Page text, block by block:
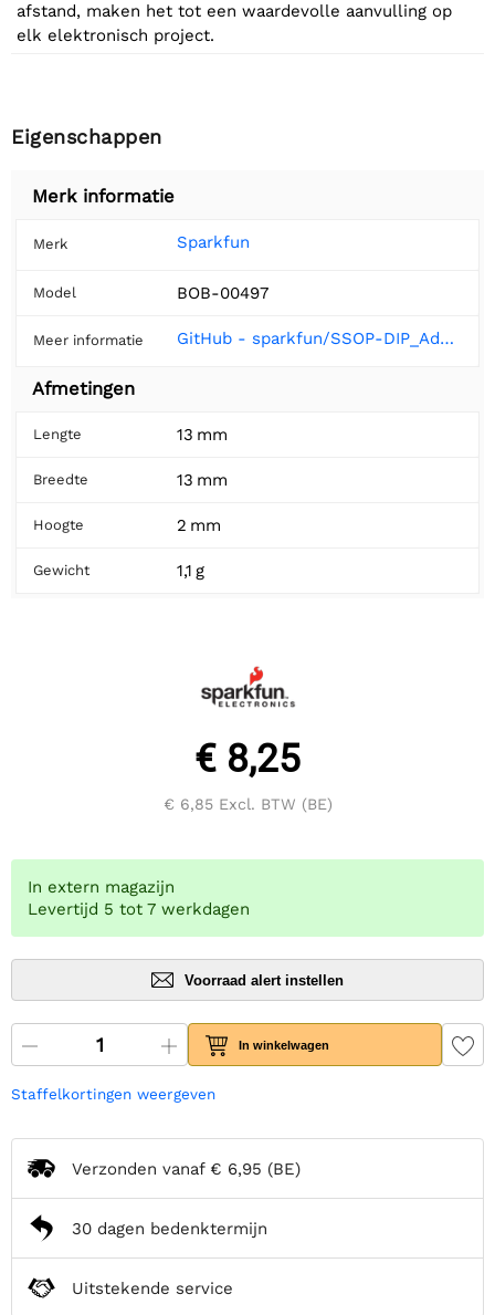
afstand, maken het tot een waardevolle aanvulling op
elk elektronisch project.
Eigenschappen
Merk informatie
Merk Sparkfun
Model BOB-00497
Meer informatie GitHub - sparkfun/SSOP-DIP_Adapter_8-Pin: SSOP8 DIP Adapter, available from SparkFun Electronics
Afmetingen
Lengte 13 mm
Breedte 13 mm
Hoogte 2 mm
Gewicht 1,1 g
€ 8,25
€ 6,85Excl. BTW (BE)
In extern magazijn
Levertijd 5 tot 7 werkdagen
Voorraad alert instellen
In winkelwagen
Staffelkortingen weergeven
Verzonden vanaf € 6,95 (BE)
30 dagen bedenktermijn
Uitstekende service